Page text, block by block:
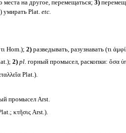
места на другое, перемещаться; 3)
) умирать Plat. etc.
Hom.); 2)разведывать, разузнавать (τι
2) pl. горный промысел, раскопки: ὅσα
Plat.).
промысел Arst.
κτῆσις Arst.).